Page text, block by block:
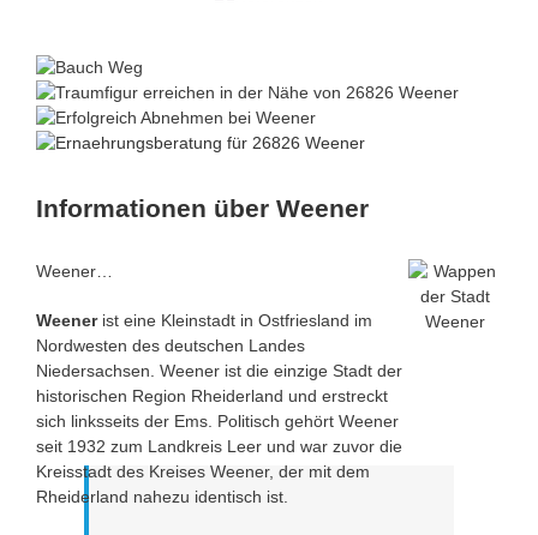
Informationen über Weener
Weener…
Weenerist eine Kleinstadt in Ostfriesland im
Nordwesten des deutschen Landes
Niedersachsen. Weener ist die einzige Stadt der
historischen Region Rheiderland und erstreckt
sich linksseits der Ems. Politisch gehört Weener
seit 1932 zum Landkreis Leer und war zuvor die
Kreisstadt des Kreises Weener, der mit dem
Rheiderland nahezu identisch ist.